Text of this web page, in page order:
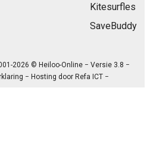
Kitesurfles
SaveBuddy
2026 © Heiloo-Online − Versie 3.8 −
− Hosting doorRefa ICT −